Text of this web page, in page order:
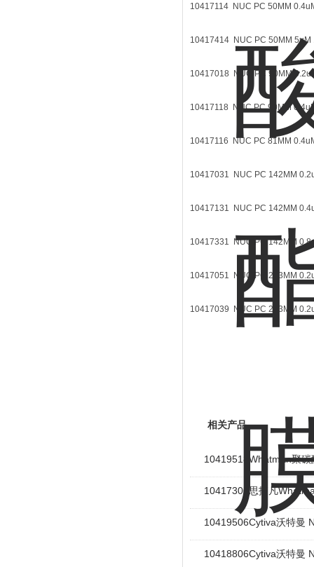
10417114 NUC PC 50MM
10417414 NUC PC 50MM 5uM
10417018 NUC PC 90MM
10417118 NUC PC 90MM
10417116 NUC PC 81MM
10417031 NUC PC 142MM
10417131 NUC PC 142MM
10417331 NUC PC 142MM
10417051 NUC PC 293MM
10417039 NUC PC 293MM
相关产品
10419518Whatman聚碳
10417306思拓凡
10419506Cytiva沃特曼
10418806Cytiva沃特曼